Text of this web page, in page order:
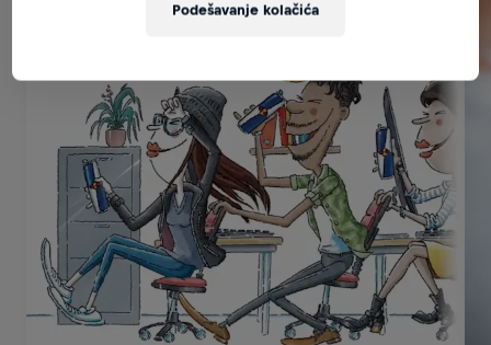
Podešavanje kolačića